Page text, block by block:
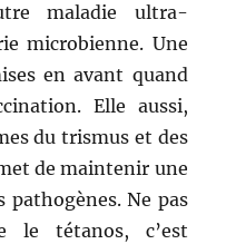
maladie ultra-
microbienne. Une
en avant quand
Elle aussi,
du trismus et des
de maintenir une
pathogènes. Ne pas
le tétanos, c’est